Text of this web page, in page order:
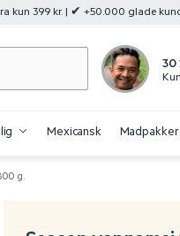
kun 399 kr. | ✔ +50.000 glade
30
Mexicansk Madpakker
g.